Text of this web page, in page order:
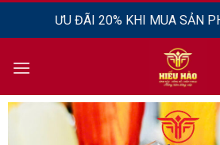
dung
ƯU ĐÃI 20% KHI MUA SẢN